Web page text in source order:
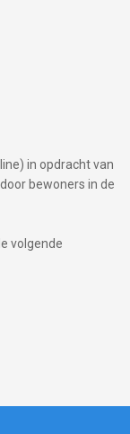
in opdracht van
bewoners in de
volgende